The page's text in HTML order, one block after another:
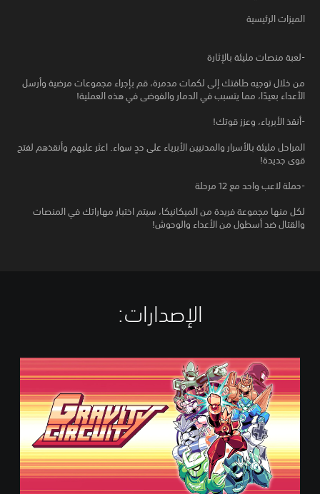
الميزات الرئيسية
-لعبة منصات مليئة بالإثارة
من خلال توجيه طاقتك إلى لكمات مدمرة، قم بإجراء مجموعات مرضية وأرسل
الأعداء بعيدًا، مما يتسبب في الدمار والفوضى في هذه العملية!
-أنقذ الأبرياء، وعزز قوتك!
المراحل مليئة بالأسرار والمدنيين الأبرياء على حدٍ سواء. اعثر عليهم وأنقذهم لفتح
قوى جديدة!
-حملة لاعب واحد مع 12 مرحلة
لكل منها مجموعة فريدة من الميكانيكا، سيتم اختبار مهاراتك في المنصات
والقتال ضد أسطول من الأعداء والوحوش!
الإصدارات:‏
t
a
n
d
r
d
E